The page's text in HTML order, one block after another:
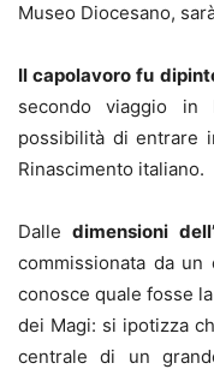
Museo Diocesano,
Il capolavoro fu
secondo viaggio in
possibilità di entrare
Rinascimento italiano.
Dalledimensioni
commissionata da
conosce quale fosse
dei Magi: si ipotizza
centrale di un